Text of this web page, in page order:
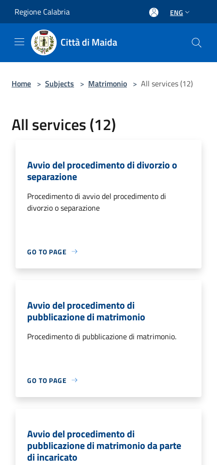
Regione Calabria ENG
Città di Maida
Home > Subjects > Matrimonio > All services (12)
All services (12)
Avvio del procedimento di divorzio o
separazione
Procedimento di avvio del procedimento di
divorzio o separazione
GO TO PAGE
Avvio del procedimento di
pubblicazione di matrimonio
Procedimento di pubblicazione di matrimonio.
GO TO PAGE
Avvio del procedimento di
pubblicazione di matrimonio da parte
di incaricato